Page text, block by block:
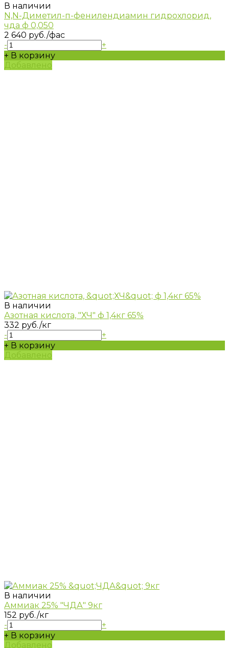
В наличии
N,N-Диметил-п-фенилендиамин гидрохлорид,
чда ф 0,050
2 640 руб./фас
-
+
+ В корзину
Добавлено
В наличии
Азотная кислота, "ХЧ" ф 1,4кг 65%
332 руб./кг
-
+
+ В корзину
Добавлено
В наличии
Аммиак 25% "ЧДА" 9кг
152 руб./кг
-
+
+ В корзину
Добавлено